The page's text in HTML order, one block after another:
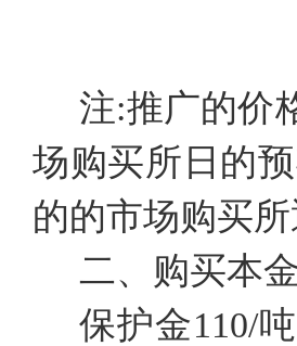
注:推广的价
场购买所日的
的的市场购买
二、购买本
保护金110/